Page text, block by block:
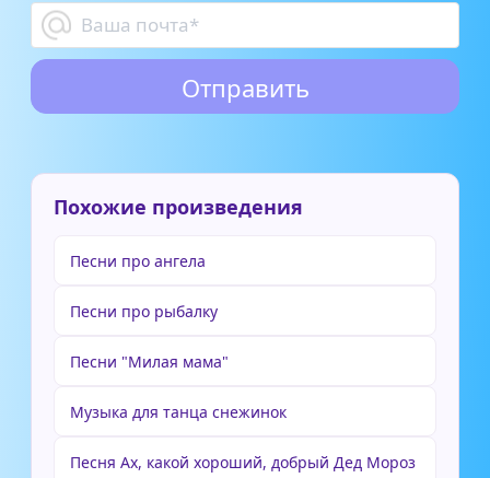
Похожие произведения
Песни про ангела
Песни про рыбалку
Песни "Милая мама"
Музыка для танца снежинок
Песня Ах, какой хороший, добрый Дед Мороз